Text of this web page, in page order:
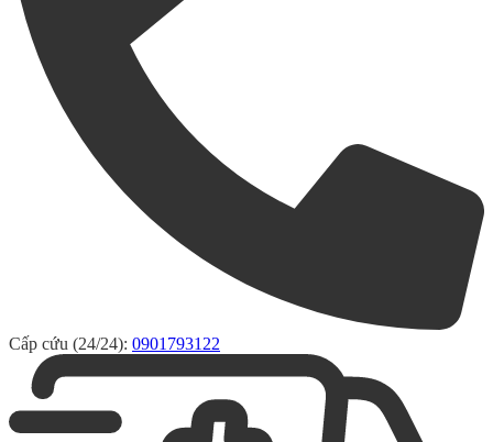
Cấp cứu (24/24): 0901793122